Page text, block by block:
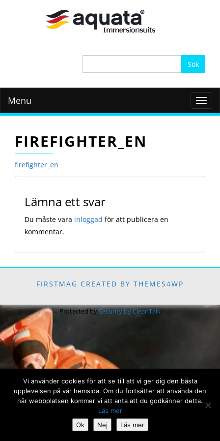
efter:
Menu
FIREFIGHTER_EN
firefighter_en
Lämna ett svar
Du måste vara inloggad för att publicera en
kommentar.
FIRSTMAG CREATED BY THEMES4WP
Protected bySecurity by CleanTalk
Vi använder cookies för att se till att vi ger dig den bästa
upplevelsen på vår hemsida. Om du fortsätter att använda den
här webbplatsen kommer vi att anta att du godkänner detta.
Läs mer
Ok
Nej Läs mer